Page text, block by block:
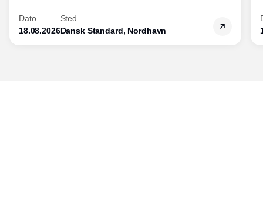
Dato
18.08.2026
Sted
Dansk Standard, Nordhavn